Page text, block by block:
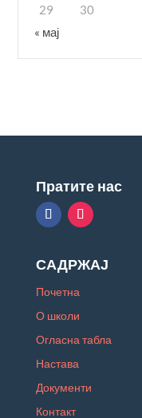
29
30
« мај
Пратите нас
САДРЖАЈ
Почетна
О школи
Огласна табла
Настава
Документи
Контакт